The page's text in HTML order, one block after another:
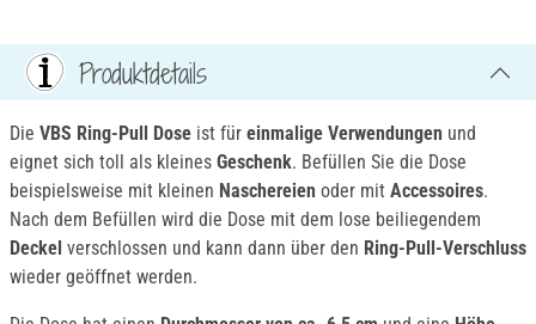
Produktdetails
Die VBS Ring-Pull Dose ist für einmalige Verwendungen und
eignet sich toll als kleines Geschenk. Befüllen Sie die Dose
beispielsweise mit kleinen Naschereien oder mit Accessoires.
Nach dem Befüllen wird die Dose mit dem lose beiliegendem
Deckel verschlossen und kann dann über den Ring-Pull-Verschluss
wieder geöffnet werden.